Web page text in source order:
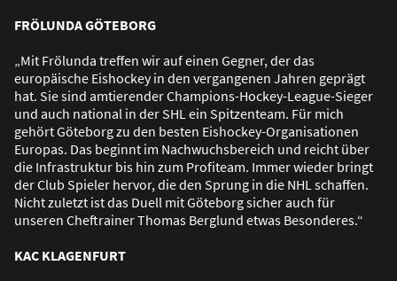
FRÖLUNDA GÖTEBORG
„Mit Frölunda treffen wir auf einen Gegner, der das
europäische Eishockey in den vergangenen Jahren geprägt
hat. Sie sind amtierender Champions-Hockey-League-Sieger
und auch national in der SHL ein Spitzenteam. Für mich
gehört Göteborg zu den besten Eishockey-Organisationen
Europas. Das beginnt im Nachwuchsbereich und reicht über
die Infrastruktur bis hin zum Profiteam. Immer wieder bringt
der Club Spieler hervor, die den Sprung in die NHL schaffen.
Nicht zuletzt ist das Duell mit Göteborg sicher auch für
unseren Cheftrainer Thomas Berglund etwas Besonderes.“
KAC KLAGENFURT